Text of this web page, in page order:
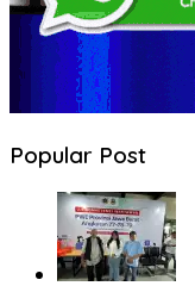
Popular Post